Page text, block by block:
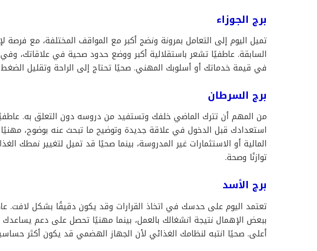
برج الجوزاء
تميل اليوم إلى التعامل بمرونة ونضج أكبر مع المواقف المختلفة، مع فرصة
السابقة. عاطفيًا تشعر باستقلالية أكبر ووضع حدود صحية في علاقاتك،
في قيمة خدماتك أو أسلوبك المهني. صحيًا تحتاج إلى الراحة وتقليل الضغط
برج السرطان
من المهم أن تترك الماضي خلفك وتستفيد من دروسه دون التعلق به.
استعدادك قبل الدخول في علاقة جديدة وتوضيح ما تبحث عنه بوضوح، مهنيًا
المالية أو الاستثمارات غير المدروسة، بينما صحيًا قد تميل لتغيير نمطك
توازنًا وصحة.
برج الأسد
تعتمد اليوم على حدسك في اتخاذ القرارات وقد يكون دقيقًا بشكل لافت.
ببعض الإهمال نتيجة انشغالك بالعمل، بينما مهنيًا تحصل على دعم
أعلى. صحيًا انتبه لنظامك الغذائي لأن الجهاز الهضمي قد يكون أكثر